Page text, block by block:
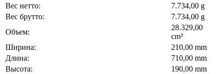
Вес нетто:
7.734,00 g
Вес брутто:
7.734,00 g
Объем:
28.329,00
cm³
Ширина:
210,00 mm
Длина:
710,00 mm
Высота:
190,00 mm